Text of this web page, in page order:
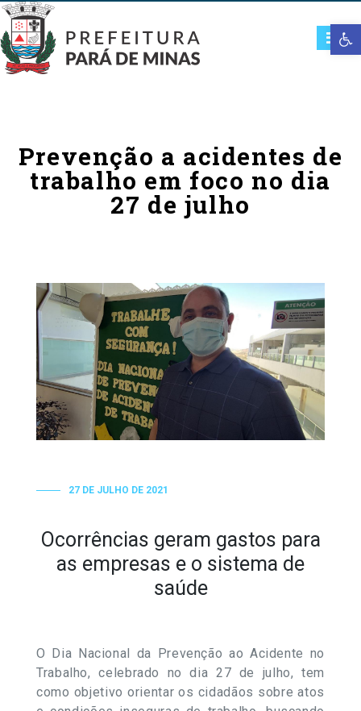
Prevenção a acidentes de
trabalho em foco no dia
27 de julho
27 DE JULHO DE 2021
Ocorrências geram gastos para
as empresas e o sistema de
saúde
O Dia Nacional da Prevenção ao Acidente no
Trabalho, celebrado no dia 27 de julho, tem
como objetivo orientar os cidadãos sobre atos